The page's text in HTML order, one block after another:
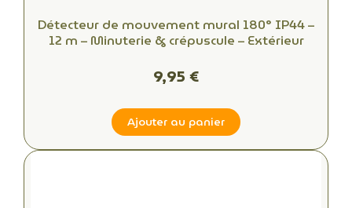
Détecteur de mouvement mural 180° IP44 –
12 m – Minuterie & crépuscule – Extérieur
9,95 €
Ajouter au panier